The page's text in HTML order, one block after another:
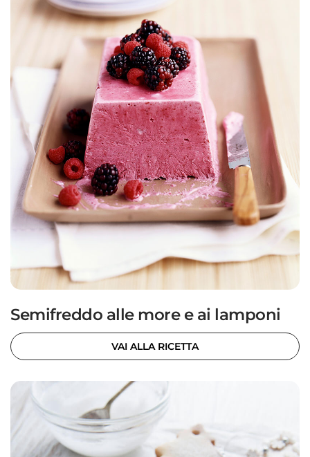
Semifreddo alle more e ai lamponi
VAI ALLA RICETTA